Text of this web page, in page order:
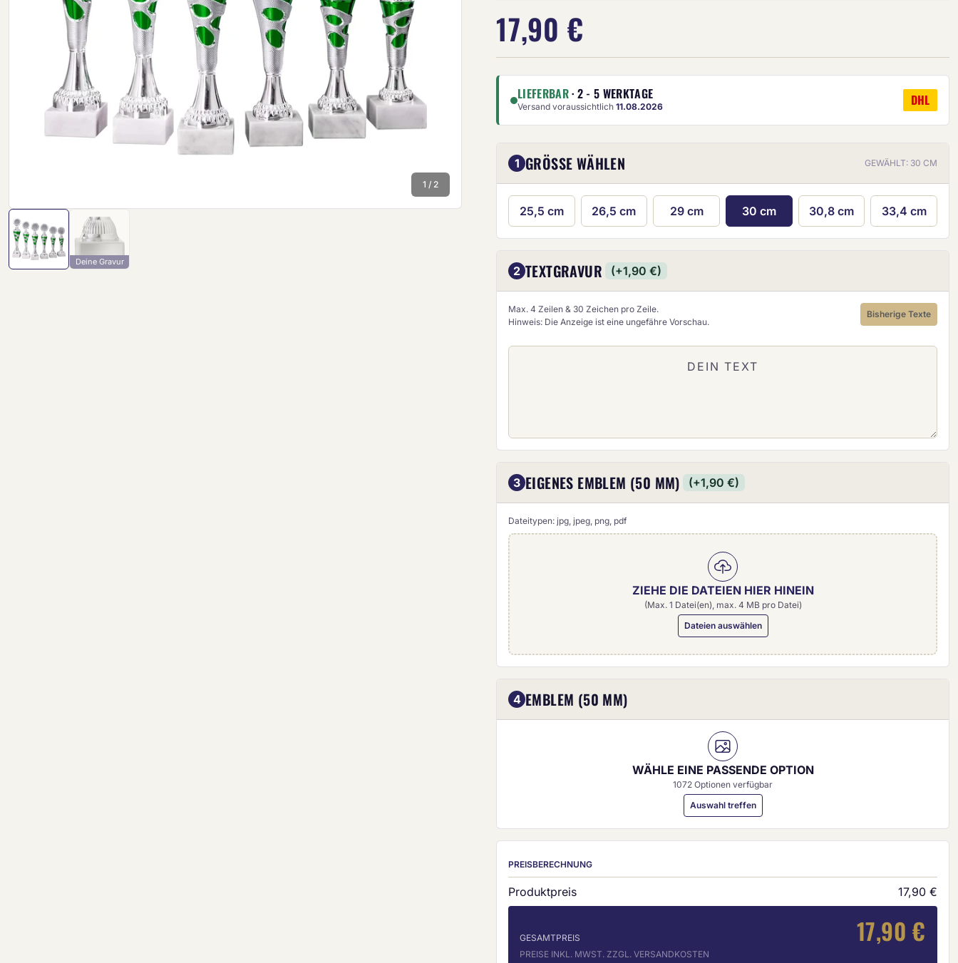
1 / 2
Deine Gravur
17,90 €
LIEFERBAR· 2 - 5 WERKTAGE
Versand voraussichtlich 11.08.2026 DHL
1 GRÖSSE WÄHLEN GEWÄHLT: 30 CM
25,5 cm 26,5 cm 29 cm 30 cm 30,8 cm 33,4 cm
2 TEXTGRAVUR (+1,90 €)
Max. 4 Zeilen & 30 Zeichen pro Zeile.
Hinweis: Die Anzeige ist eine ungefähre Vorschau.
Bisherige Texte
3 EIGENES EMBLEM (50 MM) (+1,90 €)
Dateitypen: jpg, jpeg, png, pdf
ZIEHE DIE DATEIEN HIER HINEIN
(Max. 1 Datei(en), max. 4 MB pro Datei)
Dateien auswählen
4 EMBLEM (50 MM)
WÄHLE EINE PASSENDE OPTION
1072 Optionen verfügbar
Auswahl treffen
PREISBERECHNUNG
Produktpreis 17,90 €
GESAMTPREIS 17,90 €
PREISE INKL. MWST. ZZGL. VERSANDKOSTEN